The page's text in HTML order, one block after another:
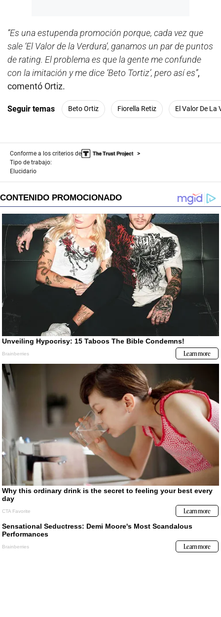
“Es una estupenda promoción porque, cada vez que
sale ‘El Valor de la Verdura’, ganamos un par de puntos
de rating. El problema es que la gente me confunde
con la imitación y me dice ‘Beto Tortiz’, pero así es”,
comentó Ortiz.
Seguir temas Beto Ortiz Fiorella Retiz El Valor De La
Conforme a los criterios de
Tipo de trabajo:
Elucidario